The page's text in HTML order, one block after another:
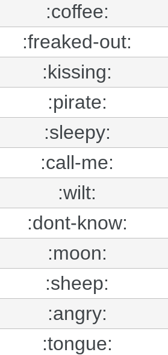
:coffee:
:freaked-out:
:kissing:
:pirate:
:sleepy:
:call-me:
:wilt:
:dont-know:
:moon:
:sheep:
:angry:
:tongue: